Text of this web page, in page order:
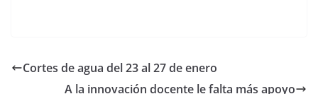
identificaron los
estudios del grupo de
investigación
Cortes de agua del 23 al 27 de enero
A la innovación docente le falta más apoyo